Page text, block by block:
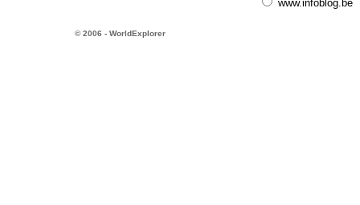
www.infoblog.be
© 2006 - WorldExplorer